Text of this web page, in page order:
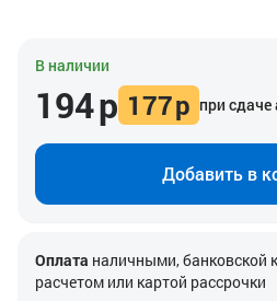
В наличии
194р 177р при сдаче
Добавить в
Оплата наличными, банковской
расчетом или картой рассрочки